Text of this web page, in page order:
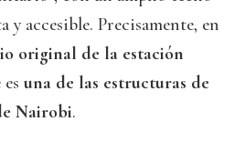
y accesible. Precisamente, en
original de la estación
una de las estructuras de
Nairobi.